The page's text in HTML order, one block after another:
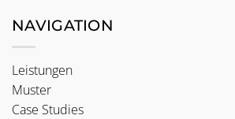
NAVIGATION
Leistungen
Muster
Case Studies